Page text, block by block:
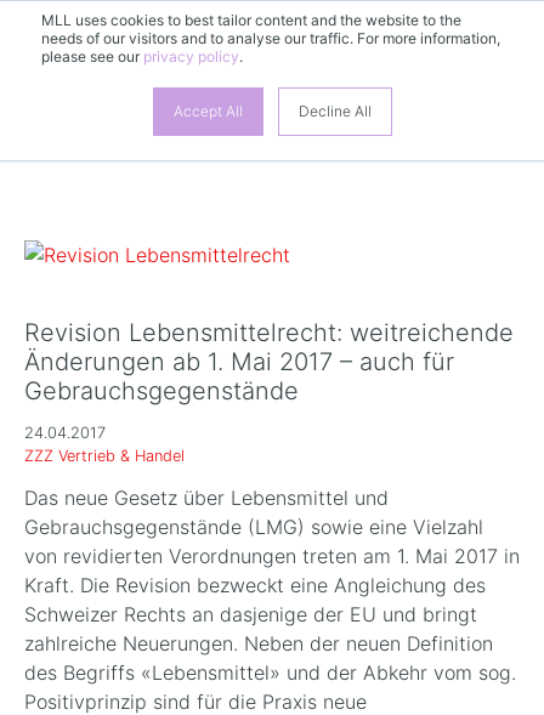
MLL uses cookies to best tailor content and the website to the
needs of our visitors and to analyse our traffic. For more information,
please see our privacy policy.
Accept All Decline All
DE
Revision Lebensmittelrecht: weitreichende
Änderungen ab 1. Mai 2017 – auch für
Gebrauchsgegenstände
24.04.2017
ZZZ Vertrieb & Handel
Das neue Gesetz über Lebensmittel und
Gebrauchsgegenstände (LMG) sowie eine Vielzahl
von revidierten Verordnungen treten am 1. Mai 2017 in
Kraft. Die Revision bezweckt eine Angleichung des
Schweizer Rechts an dasjenige der EU und bringt
zahlreiche Neuerungen. Neben der neuen Definition
des Begriffs «Lebensmittel» und der Abkehr vom sog.
Positivprinzip sind für die Praxis neue